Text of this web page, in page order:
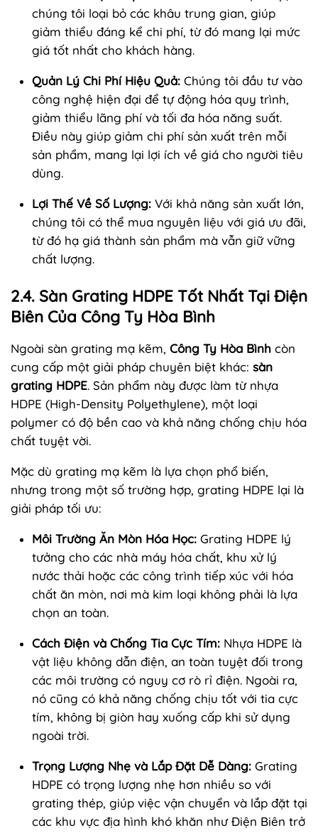
chúng tôi loại bỏ các khâu trung gian, giúp
giảm thiểu đáng kể chi phí, từ đó mang lại mức
giá tốt nhất cho khách hàng.
Quản Lý Chi Phí Hiệu Quả: Chúng tôi đầu tư vào
công nghệ hiện đại để tự động hóa quy trình,
giảm thiểu lãng phí và tối đa hóa năng suất.
Điều này giúp giảm chi phí sản xuất trên mỗi
sản phẩm, mang lại lợi ích về giá cho người tiêu
dùng.
Lợi Thế Về Số Lượng: Với khả năng sản xuất lớn,
chúng tôi có thể mua nguyên liệu với giá ưu đãi,
từ đó hạ giá thành sản phẩm mà vẫn giữ vững
chất lượng.
2.4. Sàn Grating HDPE Tốt Nhất Tại Điện
Biên Của Công Ty Hòa Bình
Ngoài sàn grating mạ kẽm, Công Ty Hòa Bình còn
cung cấp một giải pháp chuyên biệt khác: sàn
grating HDPE. Sản phẩm này được làm từ nhựa
HDPE (High-Density Polyethylene), một loại
polymer có độ bền cao và khả năng chống chịu hóa
chất tuyệt vời.
Mặc dù grating mạ kẽm là lựa chọn phổ biến,
nhưng trong một số trường hợp, grating HDPE lại là
giải pháp tối ưu:
Môi Trường Ăn Mòn Hóa Học: Grating HDPE lý
tưởng cho các nhà máy hóa chất, khu xử lý
nước thải hoặc các công trình tiếp xúc với hóa
chất ăn mòn, nơi mà kim loại không phải là lựa
chọn an toàn.
Cách Điện và Chống Tia Cực Tím: Nhựa HDPE là
vật liệu không dẫn điện, an toàn tuyệt đối trong
các môi trường có nguy cơ rò rỉ điện. Ngoài ra,
nó cũng có khả năng chống chịu tốt với tia cực
tím, không bị giòn hay xuống cấp khi sử dụng
ngoài trời.
Trọng Lượng Nhẹ và Lắp Đặt Dễ Dàng: Grating
HDPE có trọng lượng nhẹ hơn nhiều so với
grating thép, giúp việc vận chuyển và lắp đặt tại
các khu vực địa hình khó khăn như Điện Biên trở